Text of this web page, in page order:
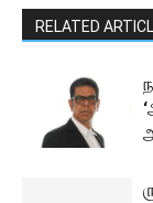
RELATED